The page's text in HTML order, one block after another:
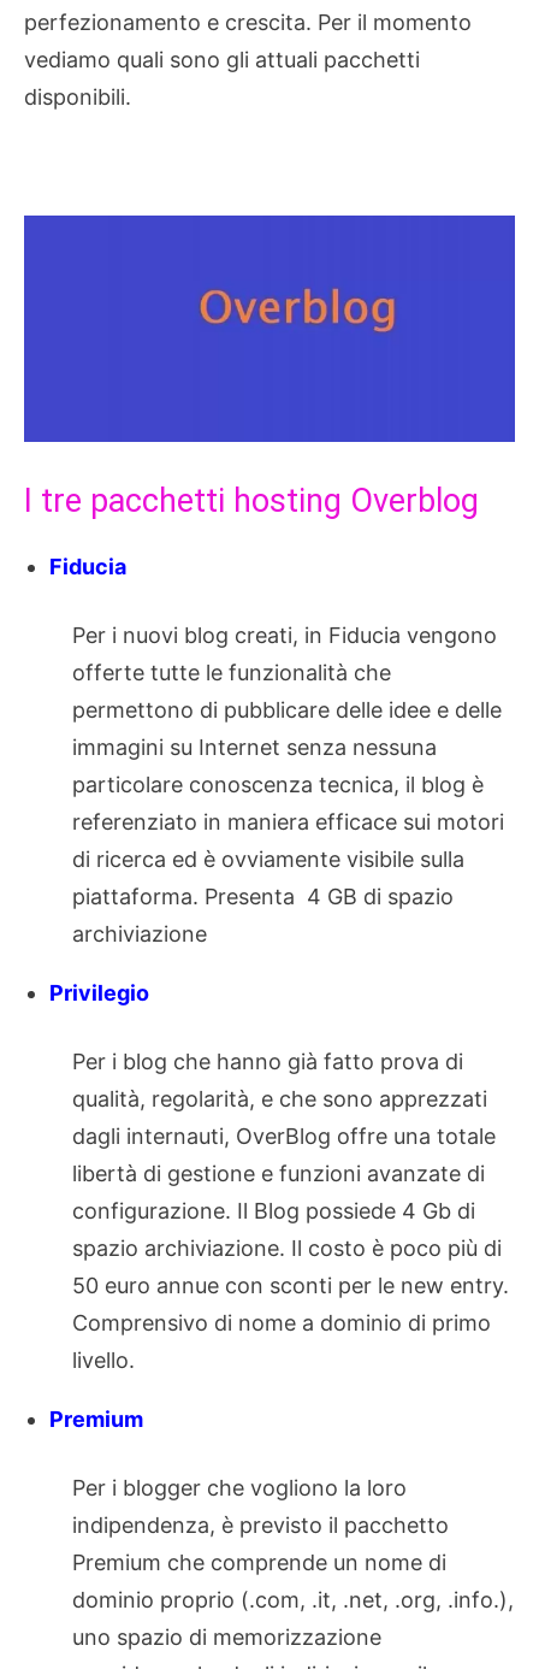
perfezionamento e crescita. Per il momento
vediamo quali sono gli attuali pacchetti
disponibili.
I tre pacchetti hosting Overblog
Fiducia
Per i nuovi blog creati, in Fiducia vengono
offerte tutte le funzionalità che
permettono di pubblicare delle idee e delle
immagini su Internet senza nessuna
particolare conoscenza tecnica, il blog è
referenziato in maniera efficace sui motori
di ricerca ed è ovviamente visibile sulla
piattaforma. Presenta 4 GB di spazio
archiviazione
Privilegio
Per i blog che hanno già fatto prova di
qualità, regolarità, e che sono apprezzati
dagli internauti, OverBlog offre una totale
libertà di gestione e funzioni avanzate di
configurazione. Il Blog possiede 4 Gb di
spazio archiviazione. Il costo è poco più di
50 euro annue con sconti per le new entry.
Comprensivo di nome a dominio di primo
livello.
Premium
Per i blogger che vogliono la loro
indipendenza, è previsto il pacchetto
Premium che comprende un nome di
dominio proprio (.com, .it, .net, .org, .info.),
uno spazio di memorizzazione